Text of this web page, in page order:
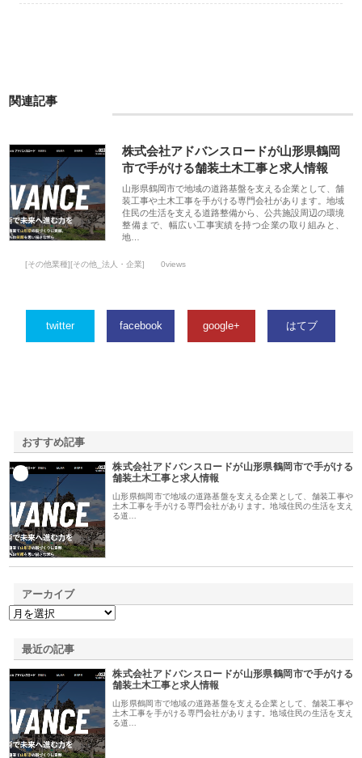
関連記事
株式会社アドバンスロードが山形県鶴岡
市で手がける舗装土木工事と求人情報
山形県鶴岡市で地域の道路基盤を支える企業として、舗
装工事や土木工事を手がける専門会社があります。地域
住民の生活を支える道路整備から、公共施設周辺の環境
整備まで、幅広い工事実績を持つ企業の取り組みと、
地…
[その他業種][その他_法人・企業] 0views
twitter facebook google+ はてブ
おすすめ記事
株式会社アドバンスロードが山形県鶴岡市で手がける
舗装土木工事と求人情報
山形県鶴岡市で地域の道路基盤を支える企業として、舗装工事や
土木工事を手がける専門会社があります。地域住民の生活を支え
る道…
アーカイブ
最近の記事
株式会社アドバンスロードが山形県鶴岡市で手がける
舗装土木工事と求人情報
山形県鶴岡市で地域の道路基盤を支える企業として、舗装工事や
土木工事を手がける専門会社があります。地域住民の生活を支え
る道…